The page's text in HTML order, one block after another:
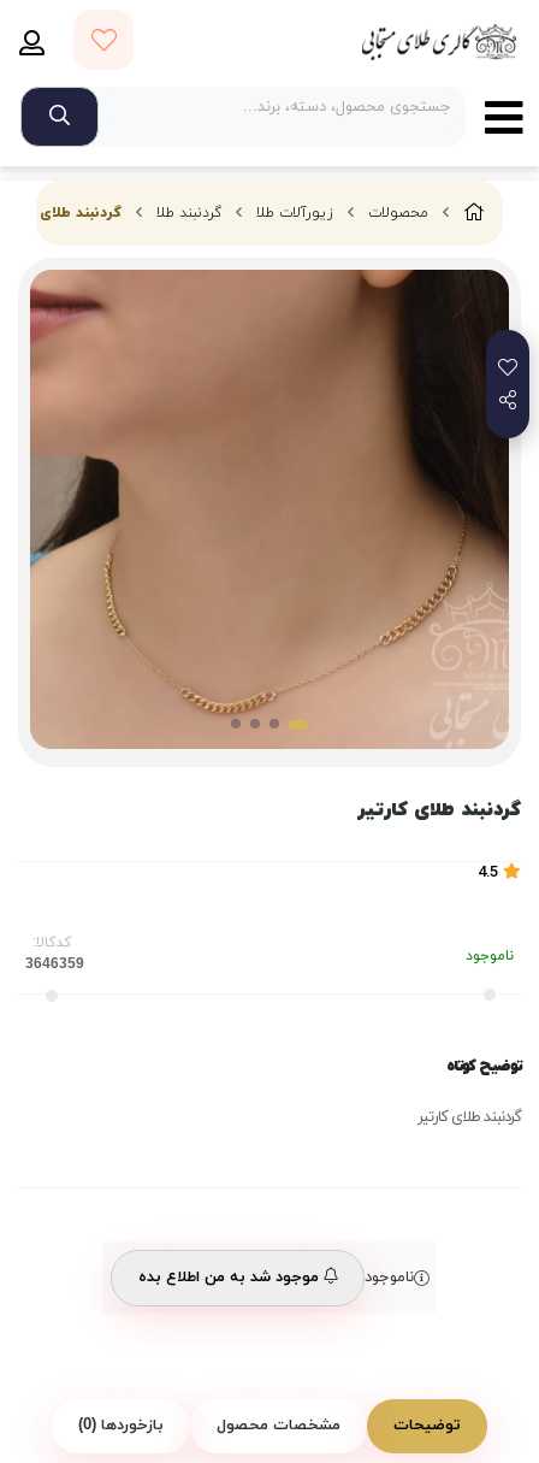
محصولات زیورآلات طلا گردنبند طلا گردنبند طلای
گردنبند طلای کارتیر
ناموجود
کدکالا:
توضیح کوتاه
گردنبند طلای کارتیر
ناموجود موجود شد به من اطلاع بده
توضیحات مشخصات محصول بازخوردها (0)